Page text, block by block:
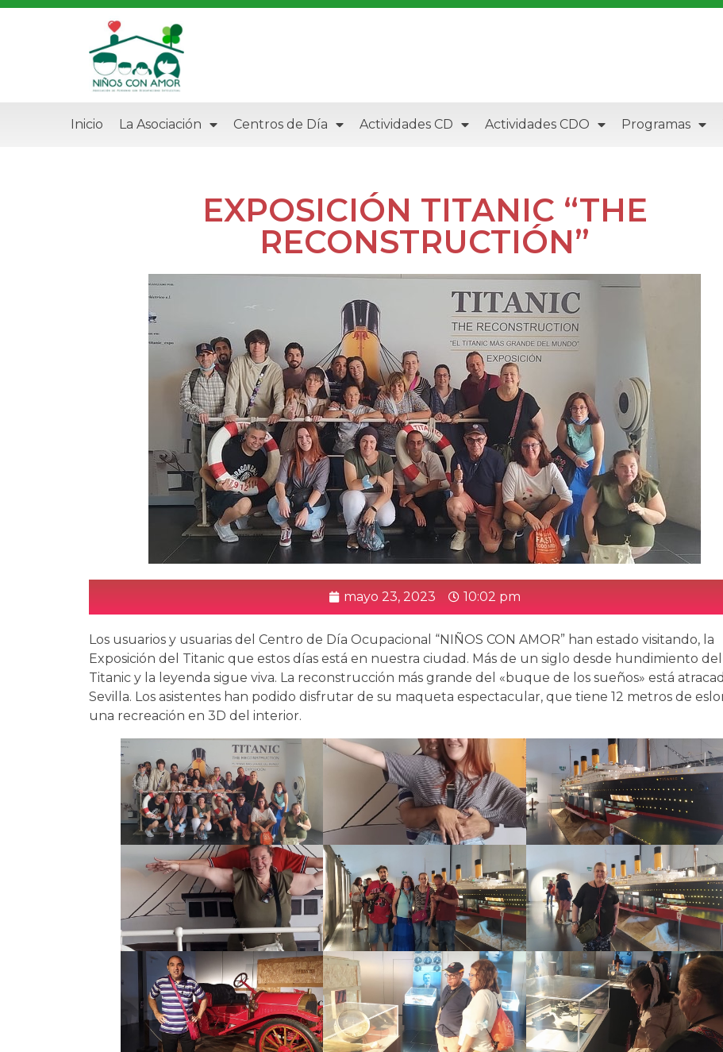
Inicio La Asociación Centros de Día Actividades CD Actividades CDO Programas
EXPOSICIÓN TITANIC “THE
RECONSTRUCTIÓN”
mayo 23, 2023 10:02 pm
Los usuarios y usuarias del Centro de Día Ocupacional “NIÑOS CON AMOR” han estado visitando, la
Exposición del Titanic que estos días está en nuestra ciudad. Más de un siglo desde hundimiento del
Titanic y la leyenda sigue viva. La reconstrucción más grande del «buque de los sueños» está
Sevilla. Los asistentes han podido disfrutar de su maqueta espectacular, que tiene 12 metros de
una recreación en 3D del interior.